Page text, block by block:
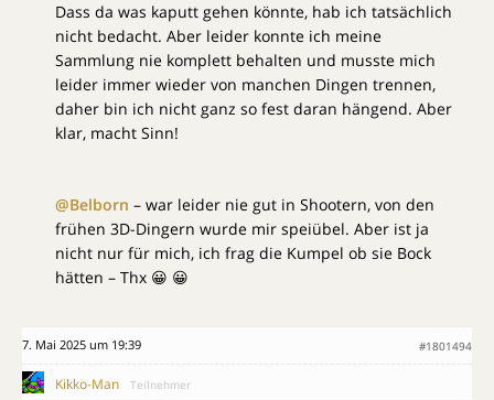
Dass da was kaputt gehen könnte, hab ich tatsächlich
nicht bedacht. Aber leider konnte ich meine
Sammlung nie komplett behalten und musste mich
leider immer wieder von manchen Dingen trennen,
daher bin ich nicht ganz so fest daran hängend. Aber
klar, macht Sinn!
@Belborn – war leider nie gut in Shootern, von den
frühen 3D-Dingern wurde mir speiübel. Aber ist ja
nicht nur für mich, ich frag die Kumpel ob sie Bock
hätten – Thx 😀 😀
7. Mai 2025 um 19:39 #1801494
Kikko-Man Teilnehmer